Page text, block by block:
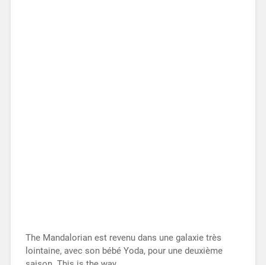
The Mandalorian est revenu dans une galaxie très
lointaine, avec son bébé Yoda, pour une deuxième